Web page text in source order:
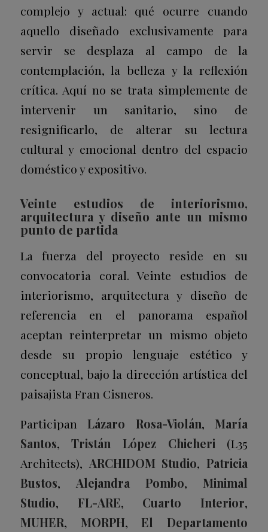
complejo y actual: qué ocurre cuando
aquello diseñado exclusivamente para
servir se desplaza al campo de la
contemplación, la belleza y la reflexión
crítica. Aquí no se trata simplemente de
intervenir un sanitario, sino de
resignificarlo, de alterar su lectura
cultural y emocional dentro del espacio
doméstico y expositivo.
Veinte estudios de interiorismo,
arquitectura y diseño ante un mismo
punto de partida
La fuerza del proyecto reside en su
convocatoria coral. Veinte estudios de
interiorismo, arquitectura y diseño de
referencia en el panorama español
aceptan reinterpretar un mismo objeto
desde su propio lenguaje estético y
conceptual, bajo la dirección artística del
paisajista Fran Cisneros.
Participan Lázaro Rosa-Violán, María
Santos,Tristán López Chicheri (L35
Architects), ARCHIDOM Studio, Patricia
Bustos, Alejandra Pombo, Minimal
Studio, FL-ARE, Cuarto Interior,
MUHER, MORPH, El Departamento